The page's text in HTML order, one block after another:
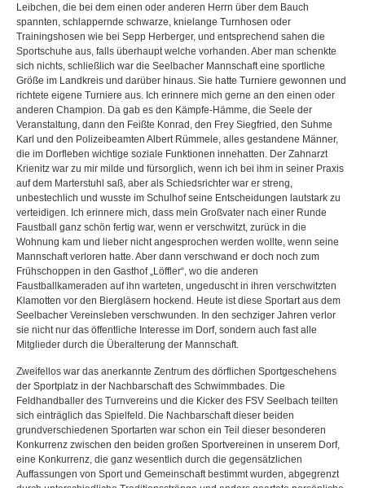
Leibchen, die bei dem einen oder anderen Herrn über dem Bauch
spannten, schlappernde schwarze, knielange Turnhosen oder
Trainingshosen wie bei Sepp Herberger, und entsprechend sahen die
Sportschuhe aus, falls überhaupt welche vorhanden. Aber man schenkte
sich nichts, schließlich war die Seelbacher Mannschaft eine sportliche
Größe im Landkreis und darüber hinaus. Sie hatte Turniere gewonnen und
richtete eigene Turniere aus. Ich erinnere mich gerne an den einen oder
anderen Champion. Da gab es den Kämpfe-Hämme, die Seele der
Veranstaltung, dann den Feißte Konrad, den Frey Siegfried, den Suhme
Karl und den Polizeibeamten Albert Rümmele, alles gestandene Männer,
die im Dorfleben wichtige soziale Funktionen innehatten. Der Zahnarzt
Krienitz war zu mir milde und fürsorglich, wenn ich bei ihm in seiner Praxis
auf dem Marterstuhl saß, aber als Schiedsrichter war er streng,
unbestechlich und wusste im Schulhof seine Entscheidungen lautstark zu
verteidigen. Ich erinnere mich, dass mein Großvater nach einer Runde
Faustball ganz schön fertig war, wenn er verschwitzt, zurück in die
Wohnung kam und lieber nicht angesprochen werden wollte, wenn seine
Mannschaft verloren hatte. Aber dann verschwand er doch noch zum
Frühschoppen in den Gasthof „Löffler“, wo die anderen
Faustballkameraden auf ihn warteten, ungeduscht in ihren verschwitzten
Klamotten vor den Biergläsern hockend. Heute ist diese Sportart aus dem
Seelbacher Vereinsleben verschwunden. In den sechziger Jahren verlor
sie nicht nur das öffentliche Interesse im Dorf, sondern auch fast alle
Mitglieder durch die Überalterung der Mannschaft.
Zweifellos war das anerkannte Zentrum des dörflichen Sportgeschehens
der Sportplatz in der Nachbarschaft des Schwimmbades. Die
Feldhandballer des Turnvereins und die Kicker des FSV Seelbach teilten
sich einträglich das Spielfeld. Die Nachbarschaft dieser beiden
grundverschiedenen Sportarten war schon ein Teil dieser besonderen
Konkurrenz zwischen den beiden großen Sportvereinen in unserem Dorf,
eine Konkurrenz, die ganz wesentlich durch die gegensätzlichen
Auffassungen von Sport und Gemeinschaft bestimmt wurden, abgegrenzt